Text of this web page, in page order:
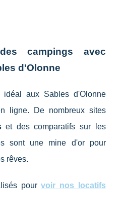
campings avec
d'Olonne
idéal aux Sables d'Olonne
ligne. De nombreux sites
et des comparatifs sur les
sont une mine d'or pour
rêves.
pourvoir nos locatifs